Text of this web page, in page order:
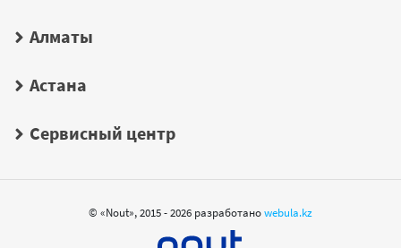
Алматы
Астана
Сервисный центр
© «Nout», 2015 - 2026 разработаноwebula.kz